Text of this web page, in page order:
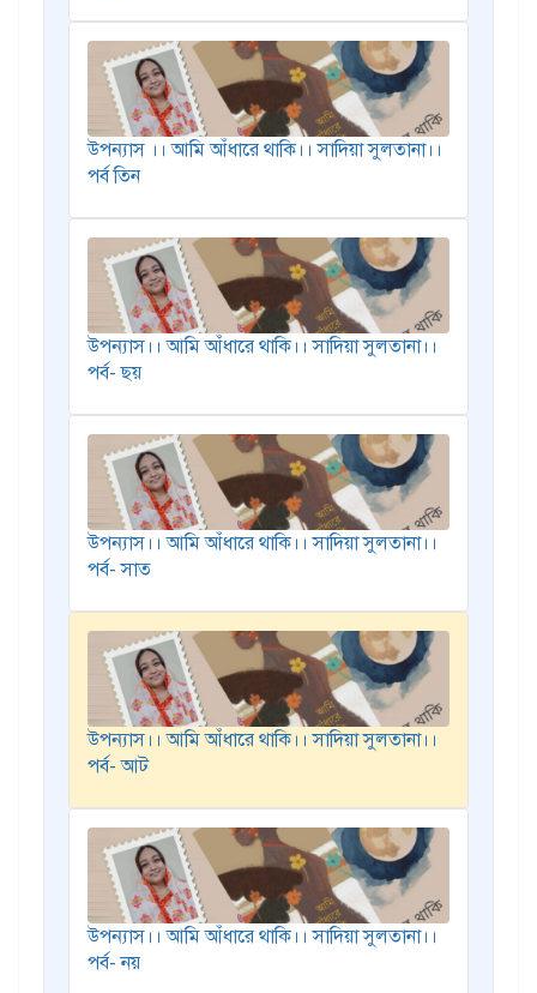
উপন্যাস ।। আমি আঁধারে থাকি।। সাদিয়া সুলতানা।।
পর্ব তিন
উপন্যাস।। আমি আঁধারে থাকি।। সাদিয়া সুলতানা।।
পর্ব- ছয়
উপন্যাস।। আমি আঁধারে থাকি।। সাদিয়া সুলতানা।।
পর্ব- সাত
উপন্যাস।। আমি আঁধারে থাকি।। সাদিয়া সুলতানা।।
পর্ব- আট
উপন্যাস।। আমি আঁধারে থাকি।। সাদিয়া সুলতানা।।
পর্ব- নয়